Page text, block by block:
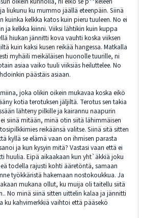
liukunu ku mummo jäällä eteenpäin. Siinä
kuinka kelkka katos kuin pieru tuuleen. No ei
ja kelkka kiinni. Viiksi lähtikin kuin kuppa
hiukan jännitti kova vauhti koska viiksen
kuin kaksi kusen reikää hangessa. Matkalla
myhäili meikäläisen huonolle tuurille, ni
asiaa vaiko tuuli viiksiäs heiluttelee. No
päästäis asiaan.
joka olikin oikein mukavaa koska eikö
kotia terotuksen jäljiltä. Terotus sen takia
lähteny pilkille ja kairannu naapurin
siinä mitään, minä otin siitä lähimmäisen
reikäänsä valitse. Siinä sitä sitten
kyllä se elämä vaan on ihmisen parasta
ja kun kysyin mitä? Vastasi vaan että ei
huulia. Eipä aikaakaan kun yht`äkkiä joku
todella rajusti kohti ääretöntä, samaan
työkkäristä hakemaan nostokoukkua. Ja
mukana ollut, ku muija oli taitellu siitä
No minä siinä sitten uittelin kalaa ja jännitti
kahvimerkkiä vaihtoi että pääsekö